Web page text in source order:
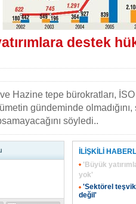
destek
Hazine tepe bürokratları,
gündeminde
söyledi..
İLİŞKİLİ
'Büyük
yok'
'Sektörel
değil'